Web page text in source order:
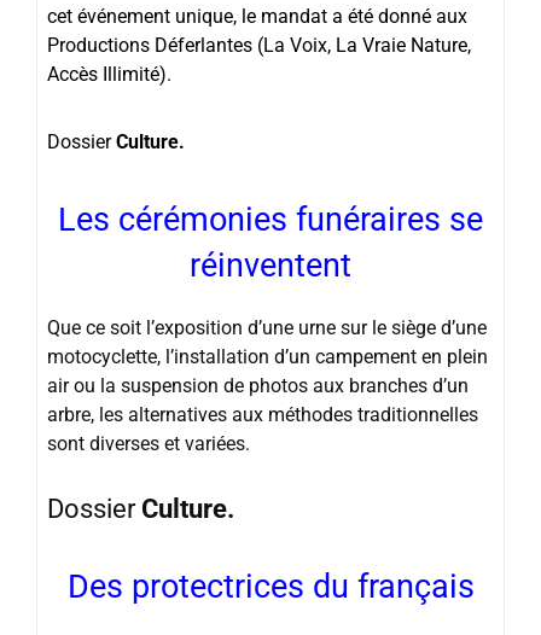
cet événement unique, le mandat a été donné aux
Productions Déferlantes (La Voix, La Vraie Nature,
Accès Illimité).
DossierCulture.
Les cérémonies funéraires se
réinventent
Que ce soit l’exposition d’une urne sur le siège d’une
motocyclette, l’installation d’un campement en plein
air ou la suspension de photos aux branches d’un
arbre, les alternatives aux méthodes traditionnelles
sont diverses et variées.
Dossier Culture.
Des protectrices du français